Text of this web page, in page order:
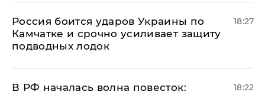
Россия боится ударов Украины по
Камчатке и срочно усиливает защиту
подводных лодок
18:27
​В РФ началась волна повесток:
18:22